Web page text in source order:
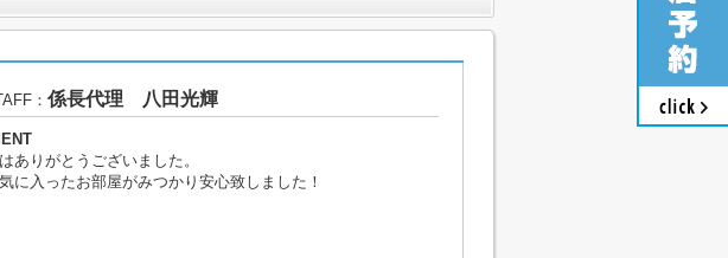
： 係長代理 八田光輝
ありがとうございました。
に入ったお部屋がみつかり安心致しました！